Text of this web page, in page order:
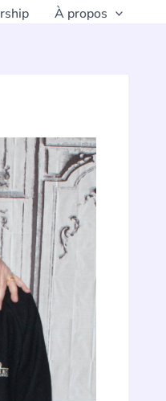
À propos